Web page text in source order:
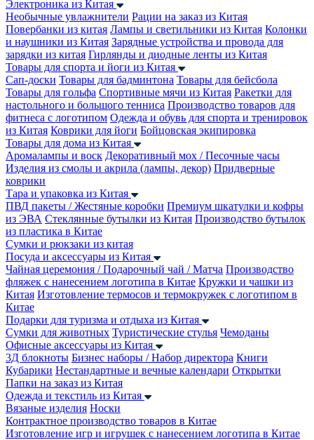
Электроника из Китая
Необычные увлажнители Рации на заказ из Китая
Повербанки из китая Лампы и светильники из Китая Колонки
и наушники из Китая Зарядные устройства и провода для
зарядки из китая Гирлянды и диодные ленты из Китая
Товары для спорта и йоги из Китая
Сап-доски Товары для бадминтона Товары для бейсбола
Товары для гольфа Спортивные мячи из Китая Ракетки для
настольного и большого тенниса Производство товаров для
фитнеса с логотипом Одежда и обувь для спорта и тренировок
из Китая Коврики для йоги Бойцовская экипировка
Товары для дома из Китая
Аромалампы и воск Декоративный мох / Песочные часы
Изделия из смолы и акрила (лампы, декор) Придверные
коврики
Тара и упаковка из Китая
ПВД пакеты / Жестяные коробки Премиум шкатулки и кофры
из ЭВА Стеклянные бутылки из Китая Производство бутылок
из пластика в Китае
Сумки и рюкзаки из китая
Посуда и аксессуары из Китая
Чайная церемония / Подарочный чай / Матча Производство
фляжек с нанесением логотипа в Китае Кружки и чашки из
Китая Изготовление термосов и термокружек с логотипом в
Китае
Подарки для туризма и отдыха из Китая
Сумки для животных Туристические стулья Чемоданы
Офисные аксессуары из Китая
3Д блокноты Бизнес наборы / Набор директора Книги
Кубарики Нестандартные и вечные календари Открытки
Папки на заказ из Китая
Одежда и текстиль из Китая
Вязаные изделия Носки
Контрактное производство товаров в Китае
Изготовление игр и игрушек с нанесением логотипа в Китае